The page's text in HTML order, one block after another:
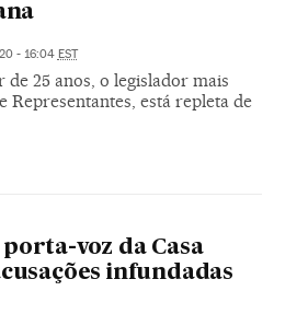
- 16:04 EST
25 anos, o legislador mais
Representantes, está repleta de
voz da Casa
infundadas